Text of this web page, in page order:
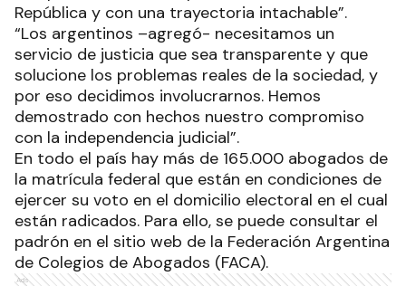
República y con una trayectoria intachable”.
“Los argentinos –agregó- necesitamos un
servicio de justicia que sea transparente y que
solucione los problemas reales de la sociedad, y
por eso decidimos involucrarnos. Hemos
demostrado con hechos nuestro compromiso
con la independencia judicial”.
En todo el país hay más de 165.000 abogados de
la matrícula federal que están en condiciones de
ejercer su voto en el domicilio electoral en el cual
están radicados. Para ello, se puede consultar el
padrón en el sitio web de la Federación Argentina
de Colegios de Abogados (FACA).
Ads